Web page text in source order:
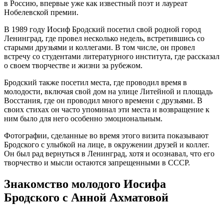
в Россию, впервые уже как известный поэт и лауреат
Нобелевской премии.
В 1989 году Иосиф Бродский посетил свой родной город
Ленинград, где провел несколько недель, встретившись со
старыми друзьями и коллегами. В том числе, он провел
встречу со студентами литературного института, где рассказал
о своем творчестве и жизни за рубежом.
Бродский также посетил места, где проводил время в
молодости, включая свой дом на улице Литейной и площадь
Восстания, где он проводил много времени с друзьями. В
своих стихах он часто упоминал эти места и возвращение к
ним было для него особенно эмоциональным.
Фотографии, сделанные во время этого визита показывают
Бродского с улыбкой на лице, в окружении друзей и коллег.
Он был рад вернуться в Ленинград, хотя и осознавал, что его
творчество и мысли остаются запрещенными в СССР.
Знакомство молодого Иосифа
Бродского с Анной Ахматовой